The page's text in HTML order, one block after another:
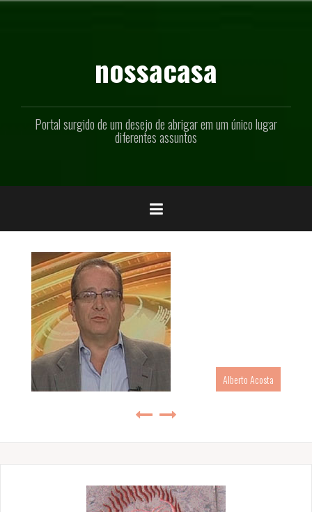
nossacasa
Portal surgido de um desejo de abrigar em um único lugar
diferentes assuntos
Alberto Acosta